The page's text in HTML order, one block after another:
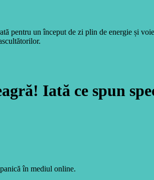
pentru un început de zi plin de energie și
Iată ce spun
în mediul online.